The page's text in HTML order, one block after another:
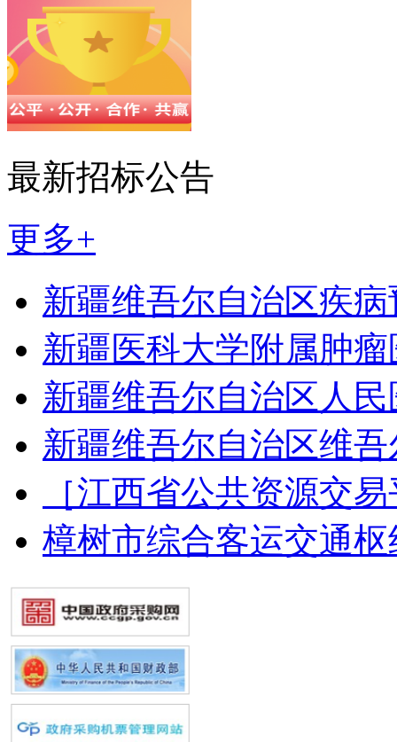
最新招标公告
更多+
新疆维吾尔自治区疾
新疆医科大学附属肿
新疆维吾尔自治区人
新疆维吾尔自治区维
［江西省公共资源交
樟树市综合客运交通枢